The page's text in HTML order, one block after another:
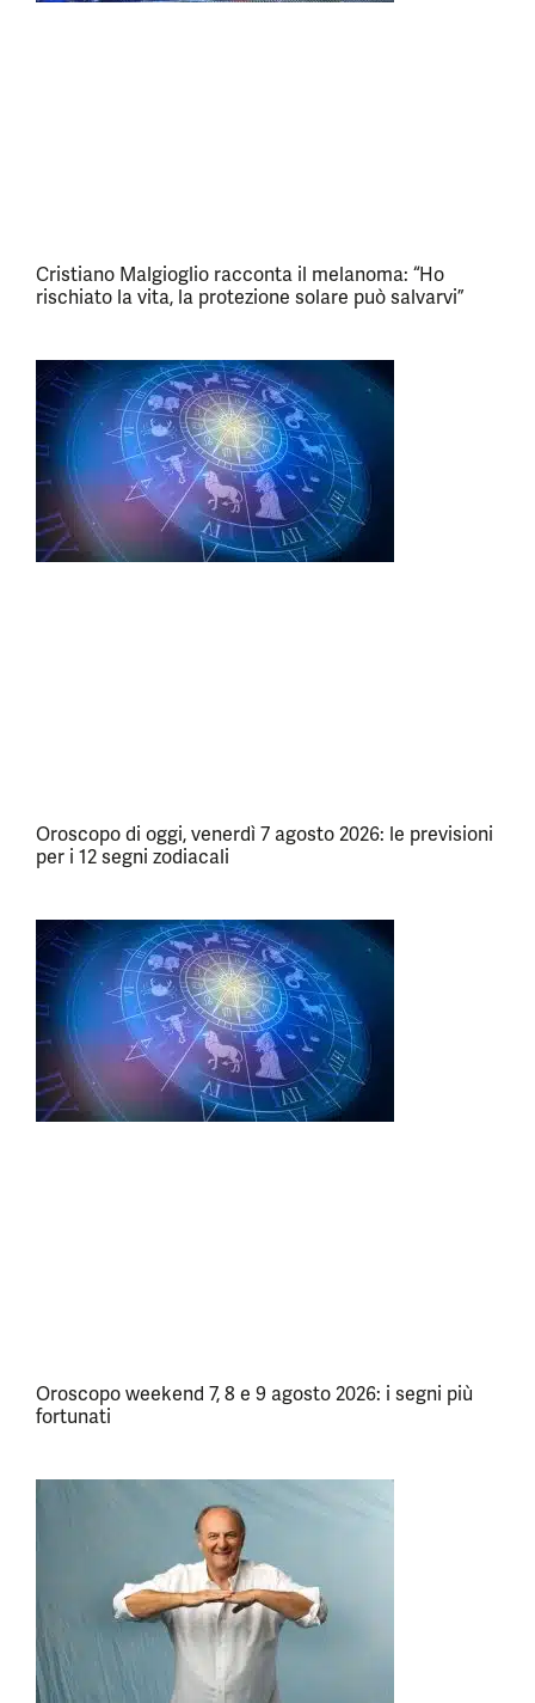
Cristiano Malgioglio racconta il melanoma: “Ho
rischiato la vita, la protezione solare può salvarvi”
Oroscopo di oggi, venerdì 7 agosto 2026: le previsioni
per i 12 segni zodiacali
Oroscopo weekend 7, 8 e 9 agosto 2026: i segni più
fortunati